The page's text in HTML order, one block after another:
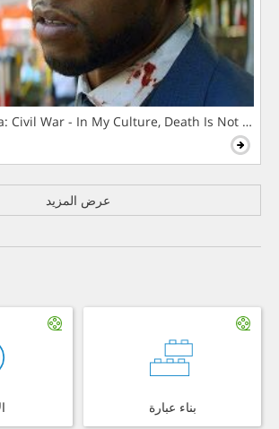
Civil War - In My Culture, Death Is Not The
عرض المزيد
بناء عبارة